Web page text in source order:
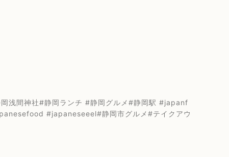
浅間神社#静岡ランチ #静岡グルメ#静岡駅 #japanf
#japaneseeel#静岡市グルメ#テイクアウ